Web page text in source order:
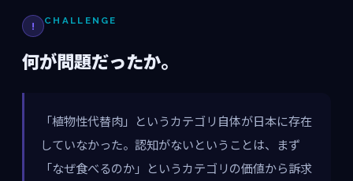
! CHALLENGE
何が問題だったか。
「植物性代替肉」というカテゴリ自体が日本に存在
していなかった。認知がないということは、まず
「なぜ食べるのか」というカテゴリの価値から訴求